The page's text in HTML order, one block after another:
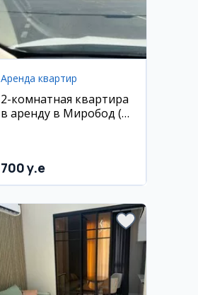
Аренда квартир
2-комнатная квартира
в аренду в Миробод (м.
700 y.e